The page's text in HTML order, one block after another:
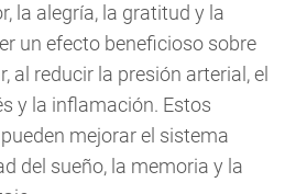
la alegría, la gratitud y la
un efecto beneficioso sobre
al reducir la presión arterial, el
y la inflamación. Estos
mejorar el sistema
del sueño, la memoria y la